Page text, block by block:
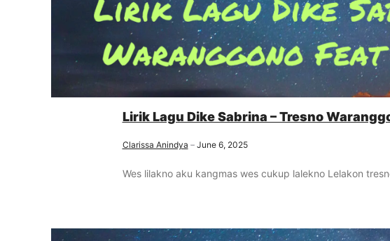
Lirik Lagu Dike Sabrina – Tresno
Clarissa Anindya June 6, 2025
Wes lilakno aku kangmas wes cukup lalekno Lelakon